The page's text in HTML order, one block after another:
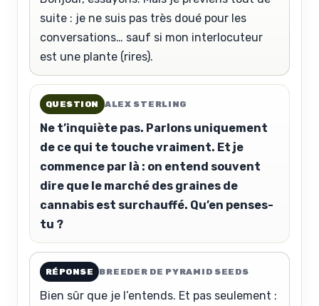
suite : je ne suis pas très doué pour les
conversations… sauf si mon interlocuteur
est une plante (rires).
QUESTION ALEX STERLING
Ne t’inquiète pas. Parlons uniquement
de ce qui te touche vraiment. Et je
commence par là : on entend souvent
dire que le marché des graines de
cannabis est surchauffé. Qu’en penses-
tu ?
RÉPONSE BREEDER DE PYRAMID SEEDS
Bien sûr que je l’entends. Et pas seulement :